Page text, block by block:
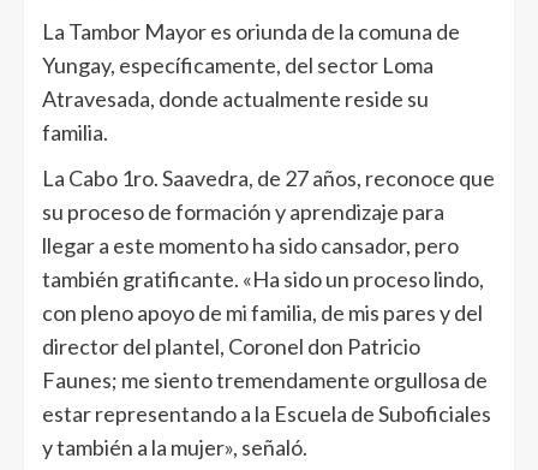
La Tambor Mayor es oriunda de la comuna de
Yungay, específicamente, del sector Loma
Atravesada, donde actualmente reside su
familia.
La Cabo 1ro. Saavedra, de 27 años, reconoce que
su proceso de formación y aprendizaje para
llegar a este momento ha sido cansador, pero
también gratificante. «Ha sido un proceso lindo,
con pleno apoyo de mi familia, de mis pares y del
director del plantel, Coronel don Patricio
Faunes; me siento tremendamente orgullosa de
estar representando a la Escuela de Suboficiales
y también a la mujer», señaló.